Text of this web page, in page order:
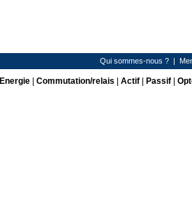
Qui sommes-nous ?|
Energie| Commutation/relais Actif| Passif|